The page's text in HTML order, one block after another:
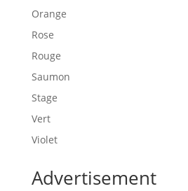
Orange
Rose
Rouge
Saumon
Stage
Vert
Violet
Advertisement